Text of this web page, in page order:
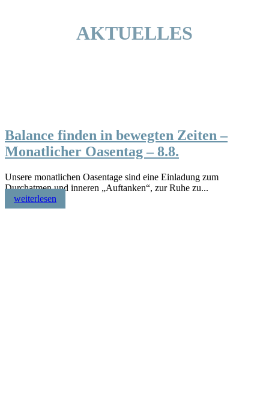
AKTUELLES
Balance finden in bewegten Zeiten –
Monatlicher Oasentag – 8.8.
Unsere monatlichen Oasentage sind eine Einladung zum
Durchatmen und inneren „Auftanken“, zur Ruhe zu...
weiterlesen